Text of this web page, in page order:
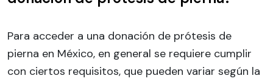
Para acceder a una donación de prótesis de
pierna en México, en general se requiere cumplir
con ciertos requisitos, que pueden variar según la